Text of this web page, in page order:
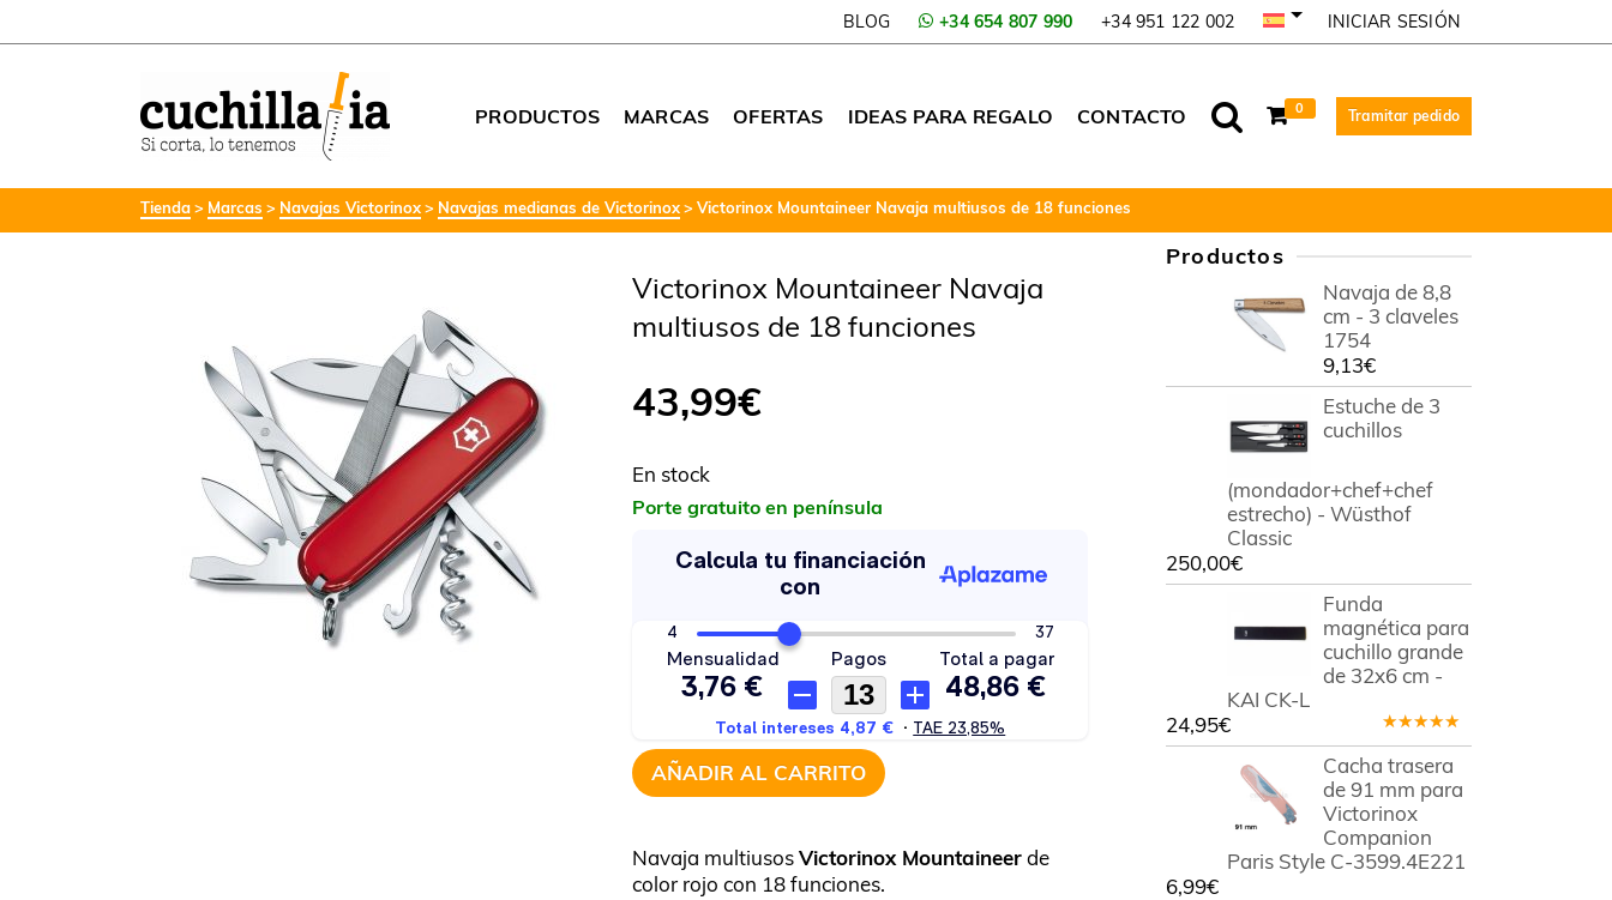
BLOG +34 654 807 990 +34 951 122 002 INICIAR SESIÓN
PRODUCTOS MARCAS OFERTAS IDEAS PARA REGALO CONTACTO 0 Tramitar pedido
Tienda Marcas Navajas Victorinox Navajas medianas de Victorinox Victorinox Mountaineer Navaja multiusos de 18 funciones
Victorinox Mountaineer Navaja
multiusos de 18 funciones
43,99€
En stock
Porte gratuito en península
AÑADIR AL CARRITO
Navaja multiusosVictorinox Mountaineerde
color rojo con 18 funciones.
Productos
Navaja de 8,8
cm - 3 claveles
1754
9,13€
Estuche de 3
cuchillos
(mondador+chef+chef
estrecho) - Wüsthof
Classic
250,00€
Funda
magnética para
cuchillo grande
de 32x6 cm -
KAI CK-L
Valorado
en4.50
de 5
24,95€
Cacha trasera
de 91 mm para
Victorinox
Companion
Paris Style C-3599.4E221
6,99€